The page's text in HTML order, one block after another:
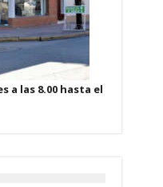
a las 8.00 hasta el